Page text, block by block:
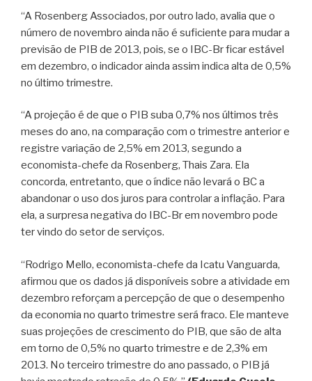
“A Rosenberg Associados, por outro lado, avalia que o
número de novembro ainda não é suficiente para mudar a
previsão de PIB de 2013, pois, se o IBC-Br ficar estável
em dezembro, o indicador ainda assim indica alta de 0,5%
no último trimestre.
“A projeção é de que o PIB suba 0,7% nos últimos três
meses do ano, na comparação com o trimestre anterior e
registre variação de 2,5% em 2013, segundo a
economista-chefe da Rosenberg, Thais Zara. Ela
concorda, entretanto, que o índice não levará o BC a
abandonar o uso dos juros para controlar a inflação. Para
ela, a surpresa negativa do IBC-Br em novembro pode
ter vindo do setor de serviços.
“Rodrigo Mello, economista-chefe da Icatu Vanguarda,
afirmou que os dados já disponíveis sobre a atividade em
dezembro reforçam a percepção de que o desempenho
da economia no quarto trimestre será fraco. Ele manteve
suas projeções de crescimento do PIB, que são de alta
em torno de 0,5% no quarto trimestre e de 2,3% em
2013. No terceiro trimestre do ano passado, o PIB já